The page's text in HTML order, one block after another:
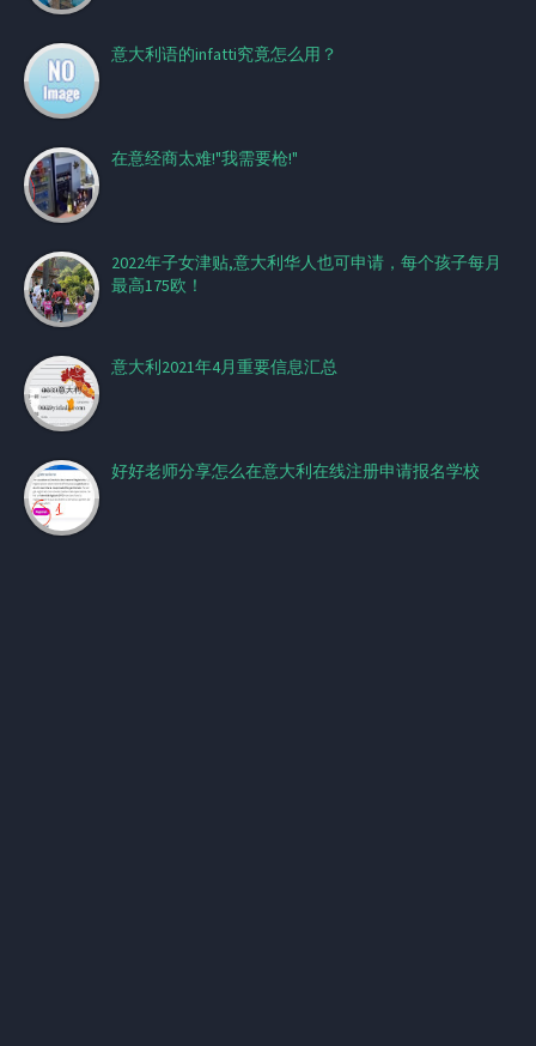
意大利语的infatti究竟怎么用？
在意经商太难!"我需要枪!"
2022年子女津贴,意大利华人也可申请，每个孩子每月
最高175欧！
意大利2021年4月重要信息汇总
好好老师分享怎么在意大利在线注册申请报名学校